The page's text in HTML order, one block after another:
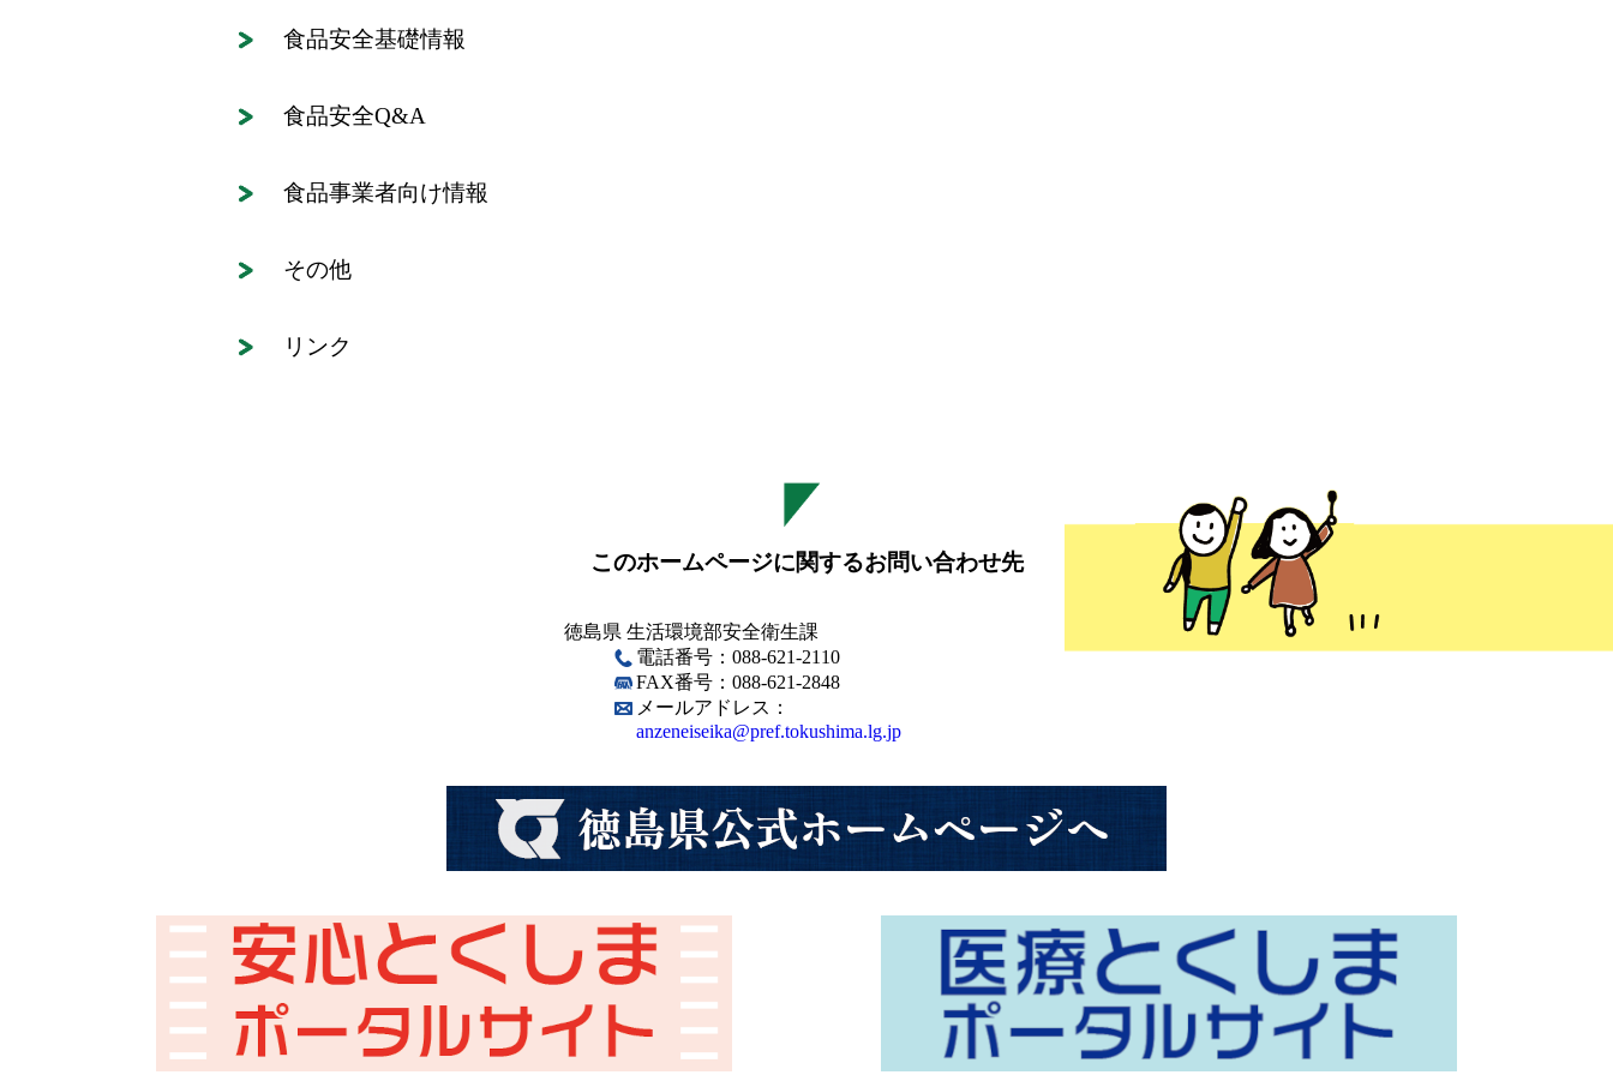
食品安全基礎情報
食品安全Q&A
食品事業者向け情報
その他
リンク
このホームページに関するお問い合わせ先
徳島県 生活環境部安全衛生課
電話番号：088-621-2110
FAX番号：088-621-2848
メールアドレス：
anzeneiseika@pref.tokushima.lg.jp